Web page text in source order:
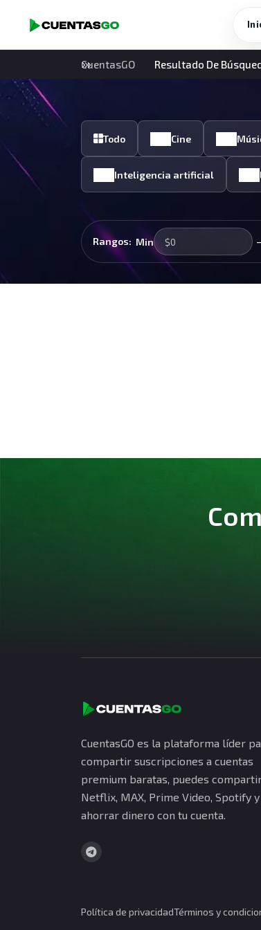
CuentasGO Resultado De
Todo Cine
Inteligencia artificial
Rangos: Min
CuentasGO es la plataforma líder
compartir suscripciones a cuentas
premium baratas, puedes
Netflix, MAX, Prime Video, Spotify y
ahorrar dinero con tu cuenta.
Política de privacidadTérminos y